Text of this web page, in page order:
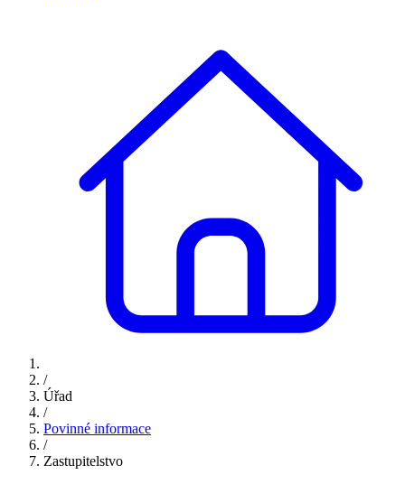
/
Úřad
/
Povinné informace
/
Zastupitelstvo